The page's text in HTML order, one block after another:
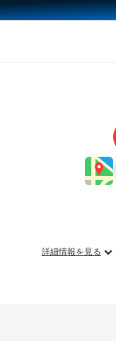
詳細情報を見る